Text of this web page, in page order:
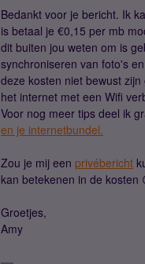
Bedankt voor je bericht. Ik
is betaal je €0,15 per mb
dit buiten jou weten om is
synchroniseren van foto's
deze kosten niet bewust
het internet met een Wifi
Voor nog meer tips deel ik
en je internetbundel.
Zou je mij een privébericht
kan betekenen in de kosten
Groetjes,
Amy